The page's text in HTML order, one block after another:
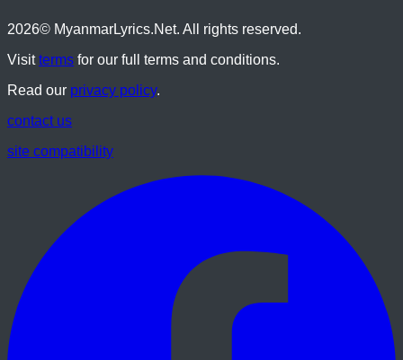
2026© MyanmarLyrics.Net. All rights reserved.
Visit terms for our full terms and conditions.
Read our privacy policy.
contact us
site compatibility